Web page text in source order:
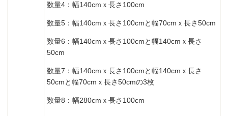
数量4：幅140cmｘ長さ100cm
数量5：幅140cmｘ長さ100cmと幅70cmｘ長さ50cm
数量6：幅140cmｘ長さ100cmと幅140cmｘ長さ
50cm
数量7：幅140cmｘ長さ100cmと幅140cmｘ長さ
50cmと幅70cmｘ長さ50cmの3枚
数量8：幅280cmｘ長さ100cm